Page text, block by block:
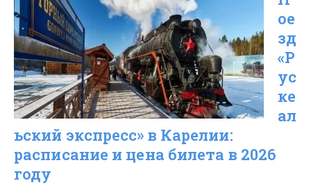
Петербурга
до
Великого
Устюга
в
2026
году
ое
зд
«Р
ус
ке
ал
ьский экспресс» в Карелии:
расписание и цена билета в 2026
году